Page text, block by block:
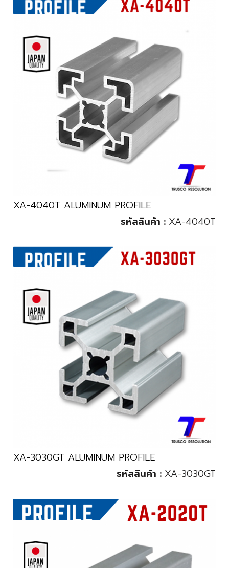
XA-4040T ALUMINUM PROFILE
รหัสสินค้า : XA-4040T
XA-3030GT ALUMINUM PROFILE
รหัสสินค้า : XA-3030GT